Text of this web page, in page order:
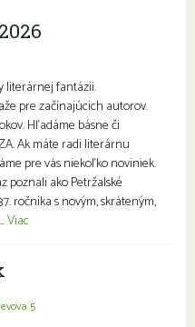
literárnej fantázii.
pre začínajúcich autorov.
Hľadáme básne či
Ak máte radi literárnu
pre vás niekoľko noviniek.
poznali ako Petržalské
ročníka s novým, skráteným,
Viac
5